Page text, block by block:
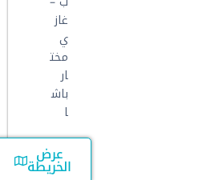
غاز
ي
مخت
باش
عرض
الخريطة